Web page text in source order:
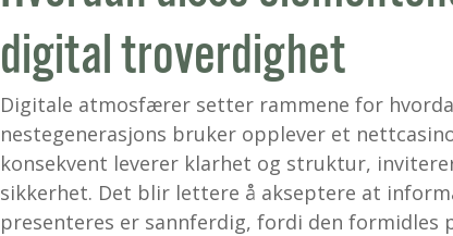
digital troverdighet
Digitale atmosfærer setter rammene for
nestegenerasjons bruker opplever et
konsekvent leverer klarhet og struktur,
sikkerhet. Det blir lettere å akseptere at
presenteres er sannferdig, fordi den formidles